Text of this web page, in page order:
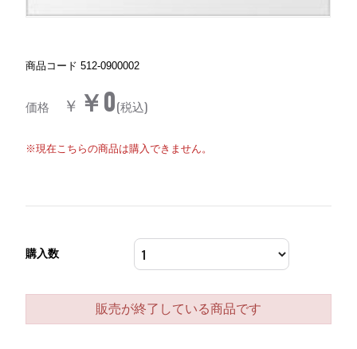
商品コード 512-0900002
価格 ￥ ￥0(税込)
※現在こちらの商品は購入できません。
購入数
販売が終了している商品です